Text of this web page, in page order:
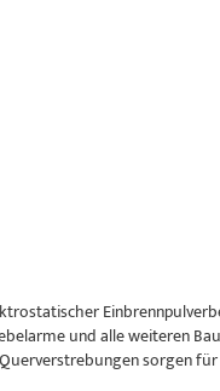
und alle weiteren
sorgen